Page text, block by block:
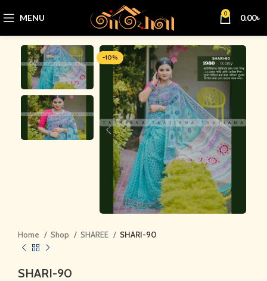
MENU 0 0.00৳
-10%
Home Shop SHAREE SHARI-90
SHARI-90